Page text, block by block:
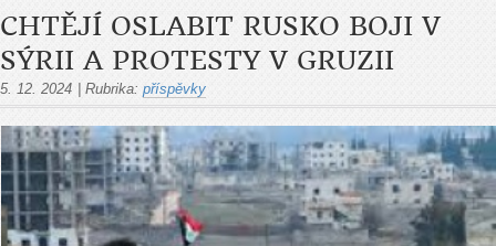
CHTĚJÍ OSLABIT RUSKO BOJI V
SÝRII A PROTESTY V GRUZII
5. 12. 2024 Rubrika: příspěvky